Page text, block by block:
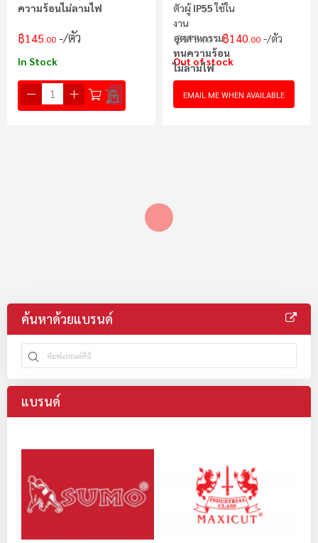
ความร้อนไม่ลามไฟ
฿145.00 /ตัว
In Stock
ตัวผู้IP55ใช้ใน
งาน
อุตสาหกรรม
ทนความร้อน
ไม่ลามไฟ
฿175.00 ฿140.00 /ตัว
Out of stock
EMAIL ME WHEN AVAILABLE
ค้นหาด้วยแบรนด์
แบรนด์